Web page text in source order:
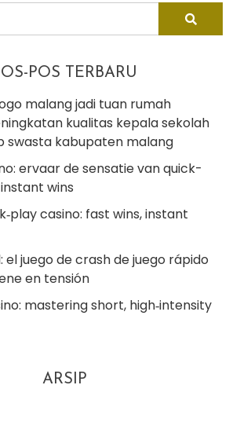
POS TERBARU
malang jadi tuan rumah
kualitas kepala sekolah
swasta kabupaten malang
ervaar de sensatie van quick-
wins
casino: fast wins, instant
el juego de crash de juego rápido
en tensión
mastering short, high‑intensity
ARSIP